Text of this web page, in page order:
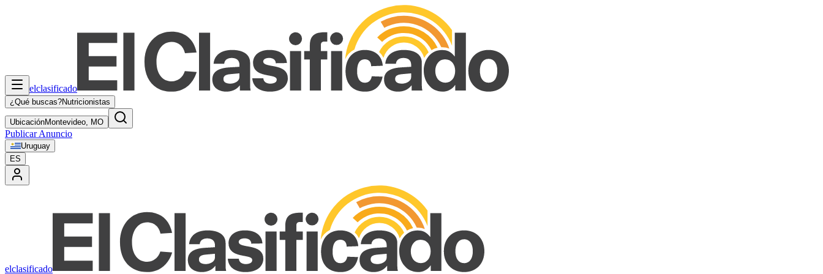
elclasificado
¿Qué buscas?Nutricionistas
UbicaciónMontevideo, MO
Publicar Anuncio
Uruguay
ES
elclasificado